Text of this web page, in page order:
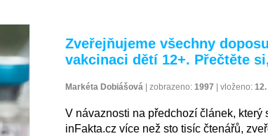
Zveřejňujeme všechny
vakcinaci dětí 12+. Přečtěte
Markéta Dobiášová zobrazeno: 1997 vloženo:
V návaznosti na předchozí článek,
inFakta.cz více než sto tisíc čtenářů,